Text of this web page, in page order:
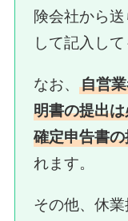
険会社から
して記入し
なお、自営
明書の提出
確定申告書
れます。
その他、休